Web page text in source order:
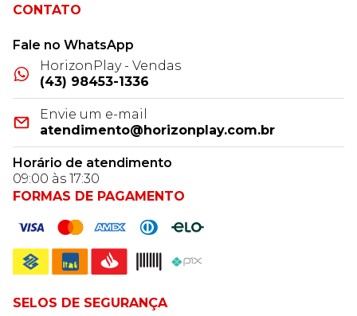
CONTATO
Fale no WhatsApp
HorizonPlay - Vendas
(43) 98453-1336
Envie um e-mail
atendimento@horizonplay.com.br
Horário de atendimento
09:00 às 17:30
FORMAS DE PAGAMENTO
SELOS DE SEGURANÇA